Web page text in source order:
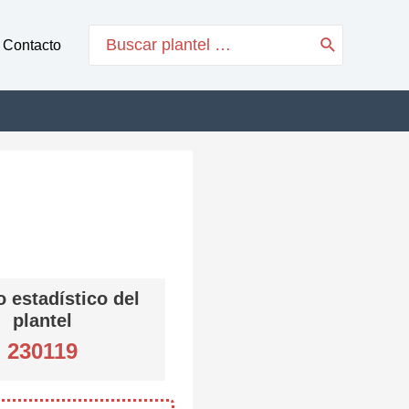
Contacto
for:
estadístico del
plantel
230119